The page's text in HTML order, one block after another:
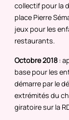
collectif pour la
place Pierre
jeux pour les
restaurants.
Octobre 2018 :
base pour les
démarre par le
extrémités du
giratoire sur la